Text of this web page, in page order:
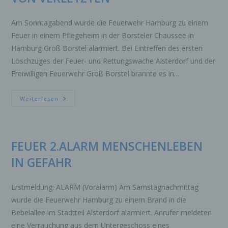
Am Sonntagabend wurde die Feuerwehr Hamburg zu einem
Feuer in einem Pflegeheim in der Borsteler Chaussee in
Hamburg Groß Borstel alarmiert. Bei Eintreffen des ersten
Löschzuges der Feuer- und Rettungswache Alsterdorf und der
Freiwilligen Feuerwehr Groß Borstel brannte es in…
Weiterlesen FEUER
FEUER 2.ALARM MENSCHENLEBEN
IN GEFAHR
Erstmeldung: ALARM (Voralarm) Am Samstagnachmittag
wurde die Feuerwehr Hamburg zu einem Brand in die
Bebelallee im Stadtteil Alsterdorf alarmiert. Anrufer meldeten
eine Verrauchung aus dem Untergeschoss eines
personenbezogene Daten von dem für die
Verarbeitung Verantwortlichen verarbeitet
werden.
c) Verarbeitung
Verarbeitung ist jeder mit oder ohne Hilfe
Zusammenhang mit personenbezogenen Daten
das Abfragen, die Verwendung, die Offenlegung
andere Form der Bereitstellung, den Abgleich
Löschen oder die Vernichtung.
d) Einschränkung der Verarbeitung
Einschränkung der Verarbeitung ist die